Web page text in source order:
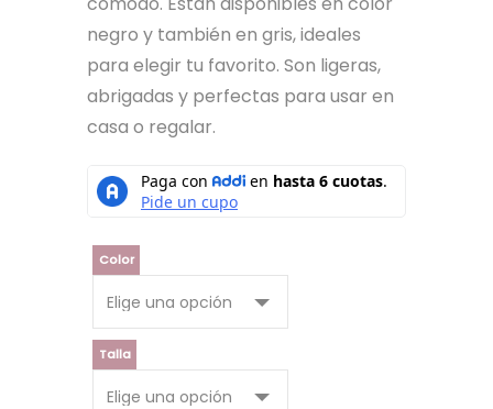
negro y también en gris, ideales
para elegir tu favorito. Son ligeras,
abrigadas y perfectas para usar en
casa o regalar.
Color
Talla